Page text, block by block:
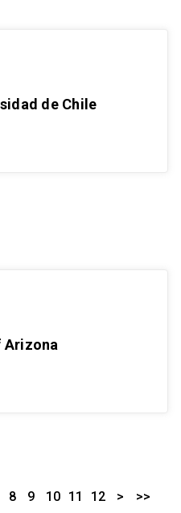
de Chile
Arizona
8 9 10 11 12 > >>